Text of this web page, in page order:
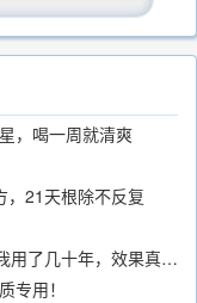
，喝一周就清爽
，21天根除不反复
从根源斩断口臭！这张“清源除臭饮”方子，我用了几十年，效果真不错
专用！